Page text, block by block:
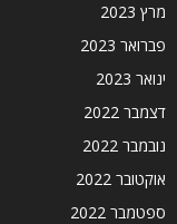
מרץ 2023
פברואר 2023
ינואר 2023
דצמבר 2022
נובמבר 2022
אוקטובר 2022
ספטמבר 2022